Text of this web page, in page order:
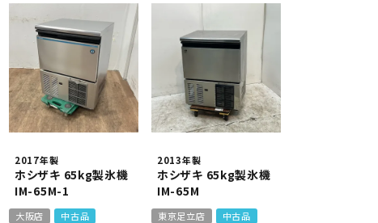
2017年製
ホシザキ 65kg製氷機
IM-65M-1
大阪店
中古品
2013年製
ホシザキ 65kg製氷機
IM-65M
東京足立店
中古品